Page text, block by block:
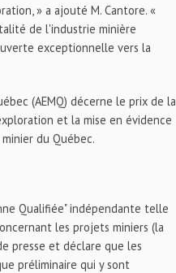
» a ajouté M. Cantore. «
de l'industrie minière
exceptionnelle vers la
(AEMQ) décerne le prix de la
et la mise en évidence
du Québec.
Qualifiée" indépendante telle
les projets miniers (la
presse et déclare que les
préliminaire qui y sont